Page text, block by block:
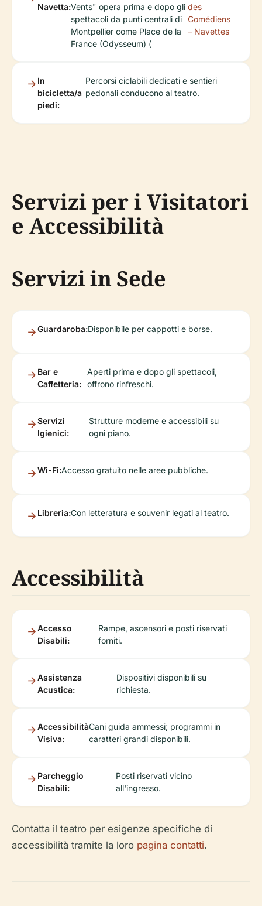
Navetta:Vents" opera prima e dopo gli
spettacoli da punti centrali di
Montpellier come Place de la
France (Odysseum) (
des
Comédiens
– Navettes
In
bicicletta/a
piedi:
Percorsi ciclabili dedicati e sentieri
pedonali conducono al teatro.
Servizi per i Visitatori
e Accessibilità
Servizi in Sede
Guardaroba:Disponibile per cappotti e borse.
Bar e
Caffetteria:
Aperti prima e dopo gli spettacoli,
offrono rinfreschi.
Servizi
Igienici:
Strutture moderne e accessibili su
ogni piano.
Wi-Fi:Accesso gratuito nelle aree pubbliche.
Libreria:Con letteratura e souvenir legati al teatro.
Accessibilità
Accesso
Disabili:
Rampe, ascensori e posti riservati
forniti.
Assistenza
Acustica:
Dispositivi disponibili su
richiesta.
Accessibilità
Visiva:
Cani guida ammessi; programmi in
caratteri grandi disponibili.
Parcheggio
Disabili:
Posti riservati vicino
all'ingresso.
Contatta il teatro per esigenze specifiche di
accessibilità tramite la loro pagina contatti.